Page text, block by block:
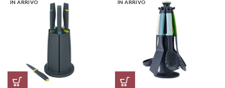
IN ARRIVO IN ARRIVO